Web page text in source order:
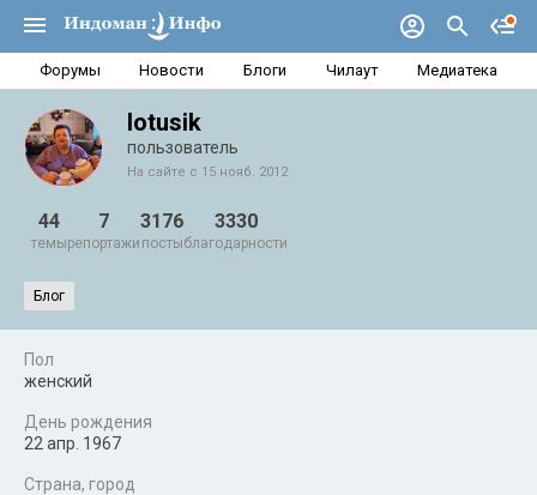
Форумы Новости Блоги Чилаут Медиатека
lotusik
пользователь
На сайте с 15 нояб. 2012
44
темы
7
репортажи
3176
посты
3330
благодарности
Блог
Пол
женский
День рождения
22 апр. 1967
Страна, город